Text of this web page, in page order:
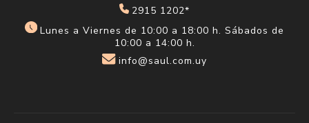
2915 1202*
Lunes a Viernes de 10:00 a 18:00 h. Sábados de
10:00 a 14:00 h.
info@saul.com.uy